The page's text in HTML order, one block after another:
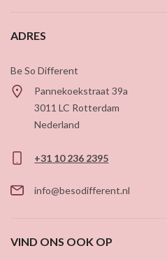
ADRES
Be So Different
Pannekoekstraat 39a
3011 LC Rotterdam
Nederland
+31 10 236 2395
info@besodifferent.nl
VIND ONS OOK OP